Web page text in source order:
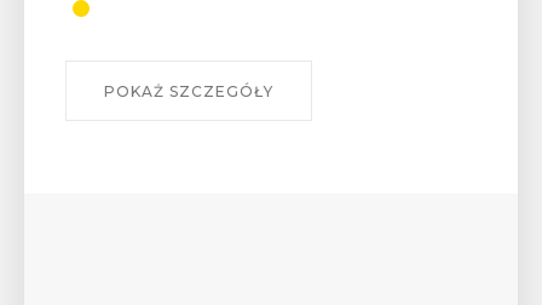
W środę 12 sierpnia o godz. 17 w Miejskiej